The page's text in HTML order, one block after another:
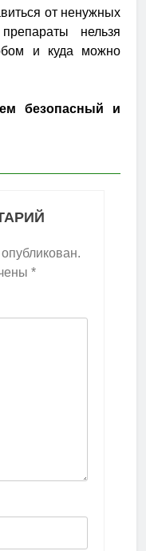
от ненужных
нельзя
и куда можно
безопасный и
*